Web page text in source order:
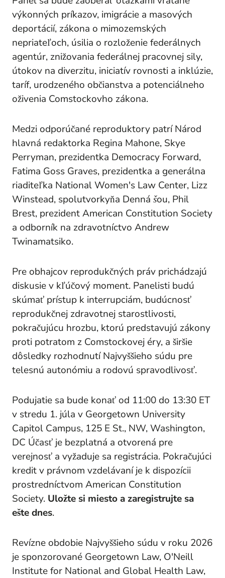
výkonných príkazov, imigrácie a masových
deportácií, zákona o mimozemských
nepriateľoch, úsilia o rozloženie federálnych
agentúr, znižovania federálnej pracovnej sily,
útokov na diverzitu, iniciatív rovnosti a inklúzie,
taríf, urodzeného občianstva a potenciálneho
oživenia Comstockovho zákona.
Medzi odporúčané reproduktory patríNárod
hlavná redaktorka Regina Mahone, Skye
Perryman, prezidentka Democracy Forward,
Fatima Goss Graves, prezidentka a generálna
riaditeľka National Women's Law Center, Lizz
Winstead, spolutvorkyňa Denná šou, Phil
Brest, prezident American Constitution Society
a odborník na zdravotníctvo Andrew
Twinamatsiko.
Pre obhajcov reprodukčných práv prichádzajú
diskusie v kľúčový moment. Panelisti budú
skúmať prístup k interrupciám, budúcnosť
reprodukčnej zdravotnej starostlivosti,
pokračujúcu hrozbu, ktorú predstavujú zákony
proti potratom z Comstockovej éry, a širšie
dôsledky rozhodnutí Najvyššieho súdu pre
telesnú autonómiu a rodovú spravodlivosť.
Podujatie sa bude konať od 11:00 do 13:30 ET
v stredu 1. júla v Georgetown University
Capitol Campus, 125 E St., NW, Washington,
DC Účasť je bezplatná a otvorená pre
verejnosť a vyžaduje sa registrácia. Pokračujúci
kredit v právnom vzdelávaní je k dispozícii
prostredníctvom American Constitution
Society. Uložte si miesto a zaregistrujte sa
ešte dnes.
Revízne obdobie Najvyššieho súdu v roku 2026
je sponzorované Georgetown Law, O'Neill
Institute for National and Global Health Law,